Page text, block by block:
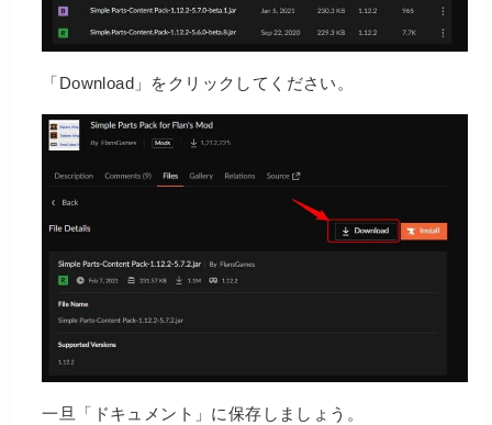
「Download」をクリックしてください。
一旦「ドキュメント」に保存しましょう。